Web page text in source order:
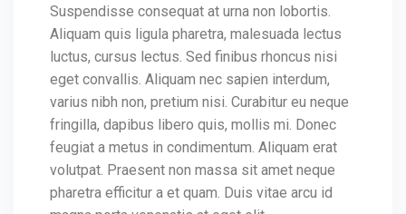
Suspendisse consequat at urna non lobortis.
Aliquam quis ligula pharetra, malesuada lectus
luctus, cursus lectus. Sed finibus rhoncus nisi
eget convallis. Aliquam nec sapien interdum,
varius nibh non, pretium nisi. Curabitur eu neque
fringilla, dapibus libero quis, mollis mi. Donec
feugiat a metus in condimentum. Aliquam erat
volutpat. Praesent non massa sit amet neque
pharetra efficitur a et quam. Duis vitae arcu id